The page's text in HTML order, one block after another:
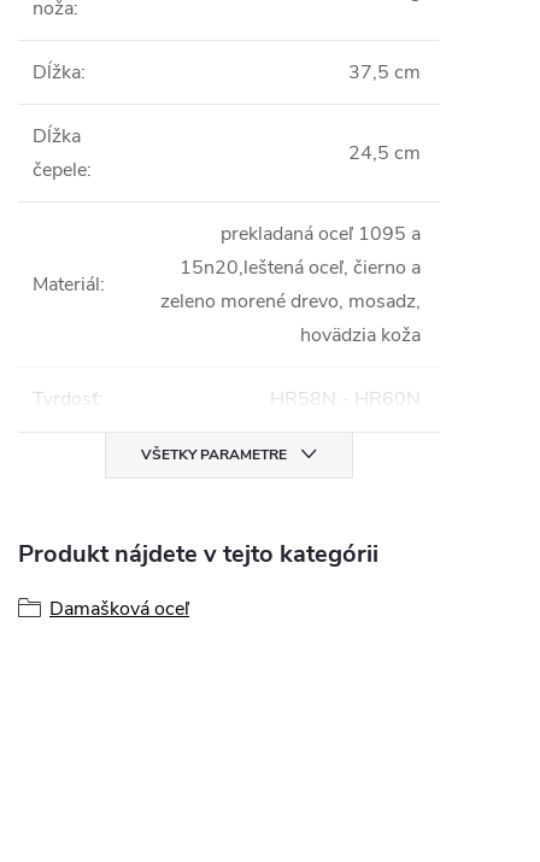
noža:
Dĺžka: 37,5 cm
Dĺžka
čepele:
24,5 cm
Materiál:
prekladaná oceľ 1095 a
15n20,leštená oceľ, čierno a
zeleno morené drevo, mosadz,
hovädzia koža
Tvrdosť: HR58N - HR60N
VŠETKY PARAMETRE
Produkt nájdete v tejto kategórii
Damašková oceľ